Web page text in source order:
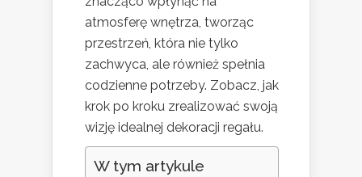
atmosferę wnętrza, tworząc
przestrzeń, która nie tylko
zachwyca, ale również spełnia
codzienne potrzeby. Zobacz, jak
krok po kroku zrealizować swoją
wizję idealnej dekoracji regału.
W tym artykule